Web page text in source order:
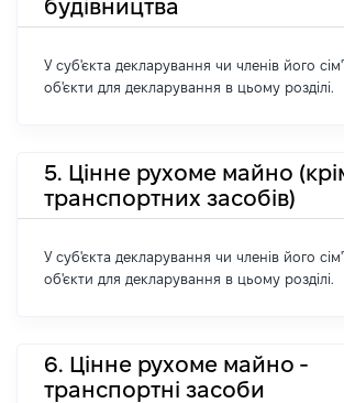
будівництва
У суб'єкта декларування чи членів його сім'ї
об'єкти для декларування в цьому розділі.
5. Цінне рухоме майно
транспортних засобів)
У суб'єкта декларування чи членів його сім'ї
об'єкти для декларування в цьому розділі.
6. Цінне рухоме майно -
транспортні засоби